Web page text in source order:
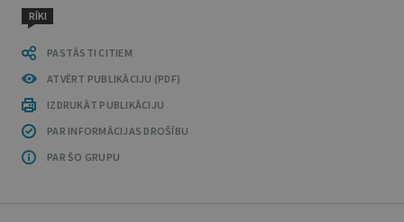
RĪKI
PASTĀSTI CITIEM
ATVĒRT PUBLIKĀCIJU (PDF)
IZDRUKĀT PUBLIKĀCIJU
PAR INFORMĀCIJAS DROŠĪBU
PAR ŠO GRUPU